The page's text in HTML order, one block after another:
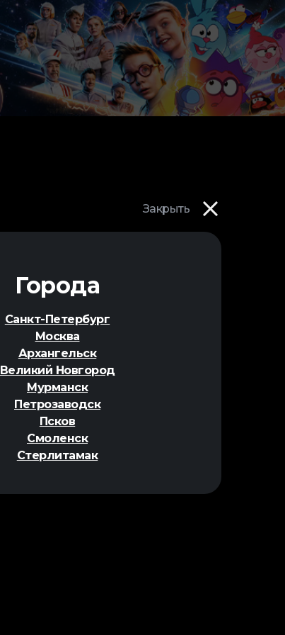
Закрыть
Города
Санкт-Петербург
Москва
Архангельск
Великий Новгород
Мурманск
Петрозаводск
Псков
Смоленск
Стерлитамак